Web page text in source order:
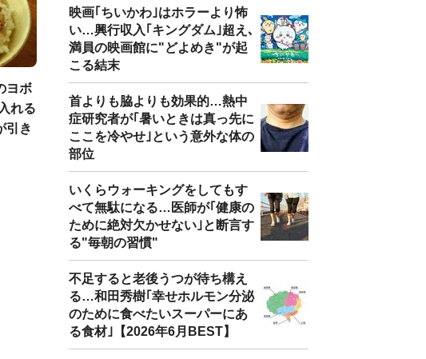
ヨボ
れる
引き
映画｢ちいかわ｣はホラーより怖
い…興行収入｢キングダム｣超え､
満員の映画館に"どよめき"が起
こる結末
首よりも脇よりも効果的…熱中
症研究者が｢暑いときは真っ先に
ここを冷やせ｣という意外な体の
部位
いくらウォーキングをしてもす
べて無駄になる…医師が｢健康の
ために絶対欠かせない｣と断言す
る"毎朝の習慣"
不足すると老後うつが待ち構え
る…和田秀樹｢幸せホルモン分泌
のために食べたいスーパーにあ
る食材｣【2026年6月BEST】